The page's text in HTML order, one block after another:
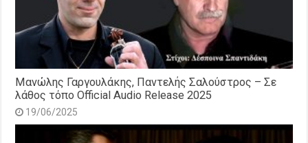
Μανώλης Γαργουλάκης, Παντελής Σαλούστρος – Σε
λάθος τόπο Official Audio Release 2025
19/06/2025